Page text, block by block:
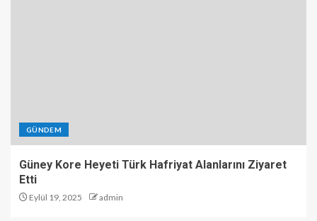
GÜNDEM
Güney Kore Heyeti Türk Hafriyat Alanlarını Ziyaret
Etti
Eylül 19, 2025 admin